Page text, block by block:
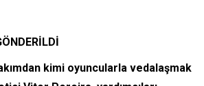
kimi oyuncularla vedalaşmak